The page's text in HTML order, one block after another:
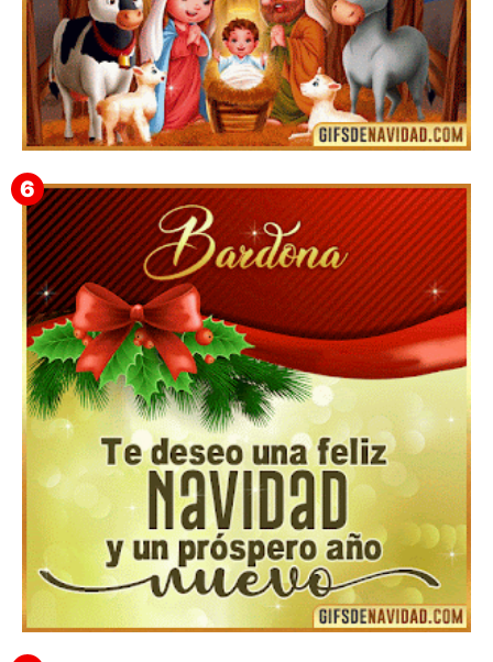
Feliz Navidad y próspero Año Nuevo Gladis